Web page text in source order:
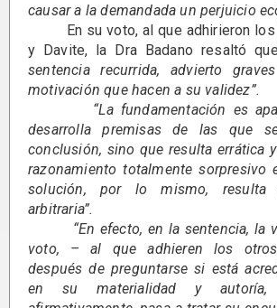
causar a la demandada un perjuicio
En su voto, al que adhirieron los
y Davite, la Dra Badano resaltó
sentencia recurrida, advierto
motivación que hacen a su validez”.
“La fundamentación es
desarrolla premisas de las que
conclusión, sino que resulta errática
razonamiento totalmente sorpresivo
solución, por lo mismo, resulta
arbitraria”.
“En efecto, en la sentencia, la
voto, – al que adhieren los
después de preguntarse si está
en su materialidad y autoría,